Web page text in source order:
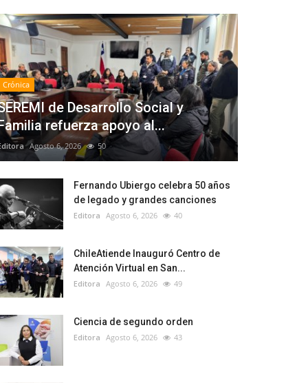
Crónica
de Desarrollo Social y
refuerza apoyo al...
Agosto 6, 2026 50
Fernando Ubiergo celebra 50 años
de legado y grandes canciones
Editora Agosto 6, 2026 40
ChileAtiende Inauguró Centro de
Atención Virtual en San...
Editora Agosto 6, 2026 49
Ciencia de segundo orden
Editora Agosto 6, 2026 43